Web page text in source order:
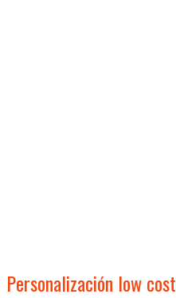
Personalización low cost